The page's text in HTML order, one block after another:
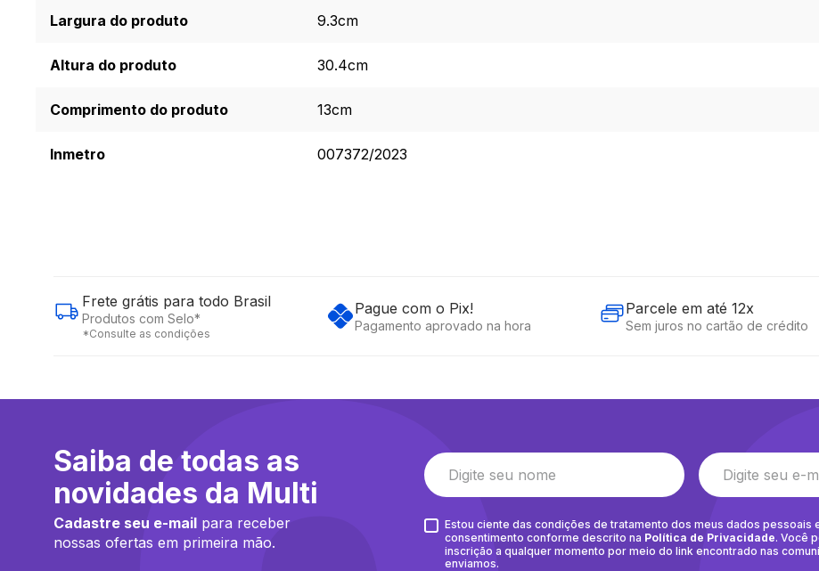
Largura do produto 9.3cm
Altura do produto 30.4cm
Comprimento do produto 13cm
Inmetro 007372/2023
Frete grátis para todo Brasil
Produtos com Selo*
*Consulte as condições
Pague com o Pix!
Pagamento aprovado na hora
Parcele em até 12x
Sem juros no cartão de crédito
Saiba de todas as
novidades da Multi
Cadastre seu e-mail para receber
nossas ofertas em primeira mão.
Estou ciente das condições de tratamento dos meus dados pessoais
consentimento conforme descrito na Política de Privacidade. Você
inscrição a qualquer momento por meio do link encontrado nas
enviamos.